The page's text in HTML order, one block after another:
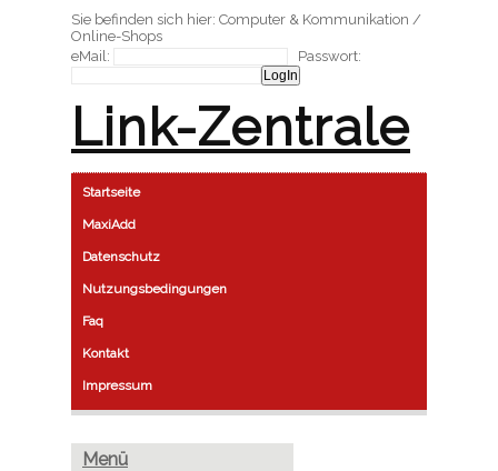
Sie befinden sich hier: Computer & Kommunikation /
Online-Shops
eMail:
Passwort:
Link-Zentrale
Startseite
MaxiAdd
Datenschutz
Nutzungsbedingungen
Faq
Kontakt
Impressum
Menü